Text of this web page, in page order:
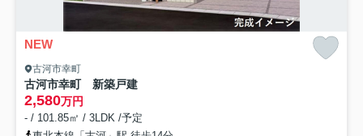
NEW
古河市幸町
古河市幸町 新築戸建
2,580万円
- / 101.85㎡ / 3LDK /予定